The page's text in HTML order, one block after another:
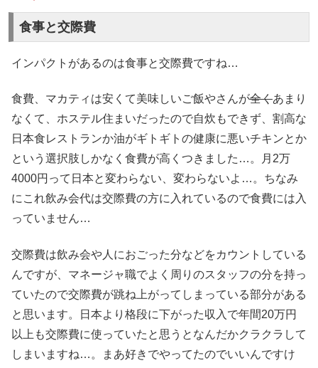
食事と交際費
インパクトがあるのは食事と交際費ですね…
食費、マカティは安くて美味しいご飯やさんが全くあまり
なくて、ホステル住まいだったので自炊もできず、割高な
日本食レストランか油がギトギトの健康に悪いチキンとか
という選択肢しかなく食費が高くつきました…。月2万
4000円って日本と変わらない、変わらないよ…。ちなみ
にこれ飲み会代は交際費の方に入れているので食費には入
っていません…
交際費は飲み会や人におごった分などをカウントしている
んですが、マネージャ職でよく周りのスタッフの分を持っ
ていたので交際費が跳ね上がってしまっている部分がある
と思います。日本より格段に下がった収入で年間20万円
以上も交際費に使っていたと思うとなんだかクラクラして
しまいますね…。まあ好きでやってたのでいいんですけ